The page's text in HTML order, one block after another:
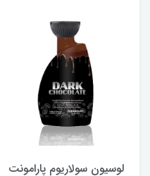
لوسیون سولاریوم پارامونت